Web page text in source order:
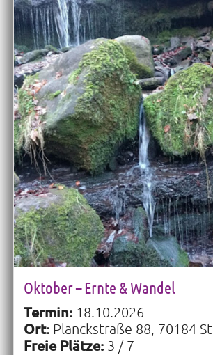
Oktober – Ernte & Wandel
Termin:18.10.2026
Ort:Planckstraße 88, 70184
Freie Plätze:3 / 7